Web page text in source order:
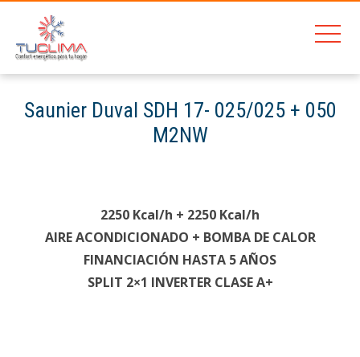
Saunier Duval SDH 17- 025/025 + 050
M2NW
2250 Kcal/h + 2250 Kcal/h
AIRE ACONDICIONADO + BOMBA DE CALOR
FINANCIACIÓN HASTA 5 AÑOS
SPLIT 2×1 INVERTER CLASE A+